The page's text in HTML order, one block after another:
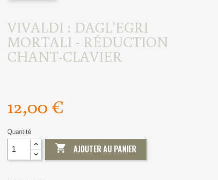
VIVALDI : DAGL'EGRI
MORTALI - RÉDUCTION
CHANT-CLAVIER
12,00 €
Quantité
 AJOUTER AU PANIER